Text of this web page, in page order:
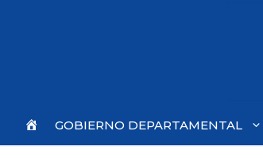
herramientas
Inicio
GOBIERNO DEPARTAMENTAL